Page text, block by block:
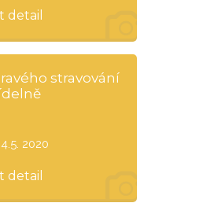
detail
stravování
2020
detail